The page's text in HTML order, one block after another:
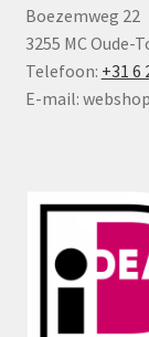
Boezemweg 22
3255 MC Oude-
Telefoon: +31 6
E-mail: